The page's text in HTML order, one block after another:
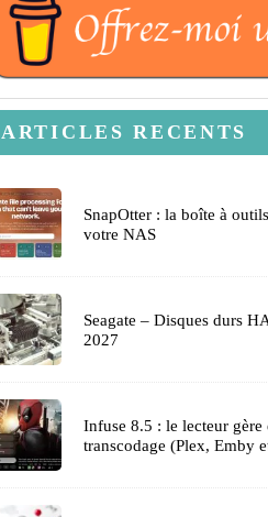
ARTICLES RECENTS
SnapOtter : la boîte à
votre NAS
Seagate – Disques durs
2027
Infuse 8.5 : le lecteur gère
transcodage (Plex, Emby